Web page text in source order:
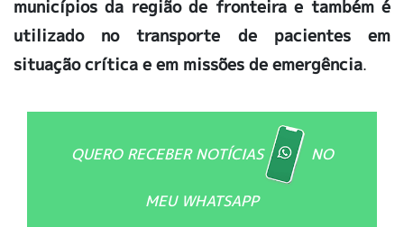
municípios da região de fronteira e também é
utilizado no transporte de pacientes em
situação crítica e em missões de emergência.
QUERO RECEBER NOTÍCIAS NO
MEU WHATSAPP